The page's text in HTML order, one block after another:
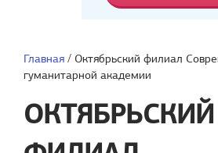
Главная / Октябрьский филиал
гуманитарной академии
ОКТЯБРЬСКИЙ